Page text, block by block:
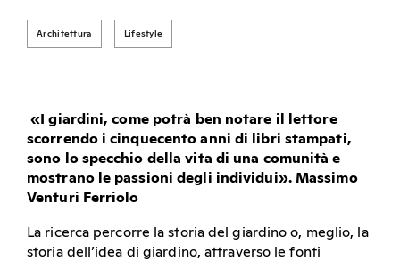
Architettura Lifestyle
«I giardini, come potrà ben notare il lettore
scorrendo i cinquecento anni di libri stampati,
sono lo specchio della vita di una comunità e
mostrano le passioni degli individui». Massimo
Venturi Ferriolo
La ricerca percorre la storia del giardino o, meglio, la
storia dell’idea di giardino, attraverso le fonti